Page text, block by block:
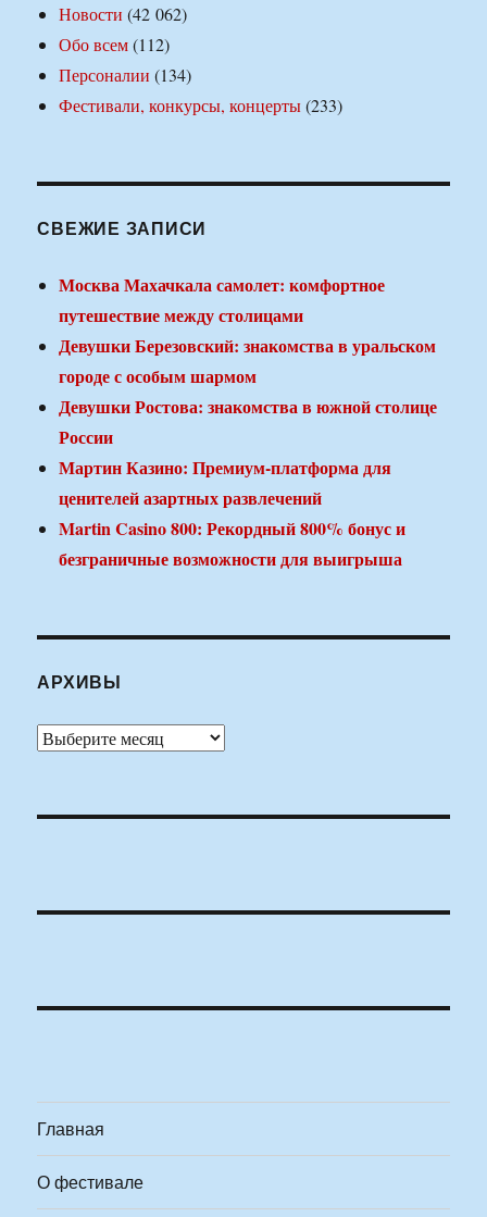
Новости (42 062)
Обо всем(112)
Персоналии (134)
Фестивали, конкурсы, концерты(233)
СВЕЖИЕ ЗАПИСИ
Москва Махачкала самолет: комфортное
путешествие между столицами
Девушки Березовский: знакомства в уральском
городе с особым шармом
Девушки Ростова: знакомства в южной столице
России
Мартин Казино: Премиум-платформа для
ценителей азартных развлечений
Martin Casino 800: Рекордный 800% бонус и
безграничные возможности для выигрыша
АРХИВЫ
Архивы
Главная
О фестивале